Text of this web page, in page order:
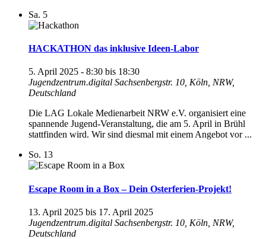
Sa. 5
HACKATHON das inklusive Ideen-Labor
5. April 2025 - 8:30 bis 18:30
Jugendzentrum.digital Sachsenbergstr. 10, Köln, NRW,
Deutschland
Die LAG Lokale Medienarbeit NRW e.V. organisiert eine
spannende Jugend-Veranstaltung, die am 5. April in Brühl
stattfinden wird. Wir sind diesmal mit einem Angebot vor ...
So. 13
Escape Room in a Box – Dein Osterferien-Projekt!
13. April 2025 bis 17. April 2025
Jugendzentrum.digital Sachsenbergstr. 10, Köln, NRW,
Deutschland